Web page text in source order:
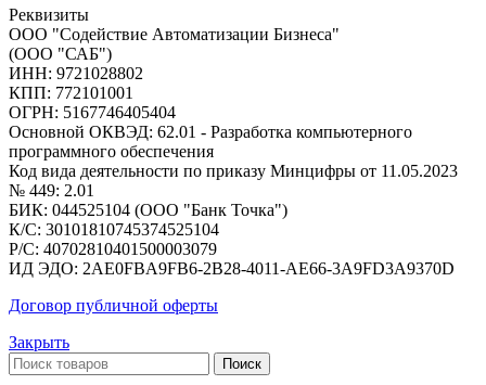
Реквизиты
ООО "Содействие Автоматизации Бизнеса"
(ООО "САБ")
ИНН: 9721028802
КПП: 772101001
ОГРН: 5167746405404
Основной ОКВЭД: 62.01 - Разработка компьютерного
программного обеспечения
Код вида деятельности по приказу Минцифры от 11.05.2023
№ 449: 2.01
БИК: 044525104 (ООО "Банк Точка")
К/С: 30101810745374525104
Р/С: 40702810401500003079
ИД ЭДО: 2AE0FBA9FB6-2B28-4011-AE66-3A9FD3A9370D
Договор публичной оферты
Закрыть
Поиск